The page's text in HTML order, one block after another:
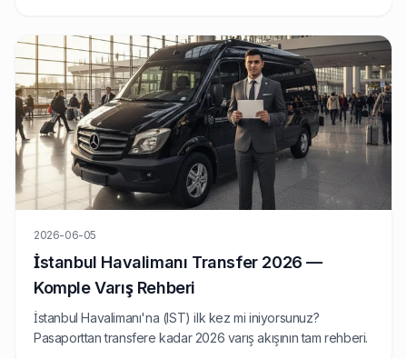
2026-06-05
İstanbul Havalimanı Transfer 2026 —
Komple Varış Rehberi
İstanbul Havalimanı'na (IST) ilk kez mi iniyorsunuz?
Pasaporttan transfere kadar 2026 varış akışının tam rehberi.